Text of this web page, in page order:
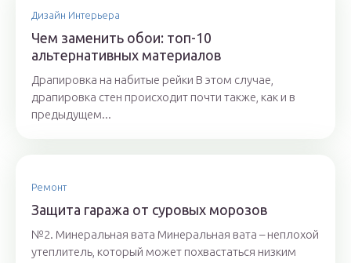
Дизайн Интерьера
Чем заменить обои: топ-10
альтернативных материалов
Драпировка на набитые рейки В этом случае,
драпировка стен происходит почти также, как и в
предыдущем...
Ремонт
Защита гаража от суровых морозов
№2. Минеральная вата Минеральная вата – неплохой
утеплитель, который может похвастаться низким